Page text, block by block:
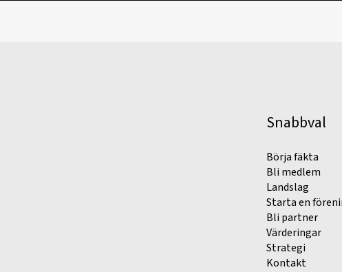
Snabbval
Börja fäkta
Bli medlem
Landslag
Starta en
Bli partner
Värderingar
Strategi
Kontakt